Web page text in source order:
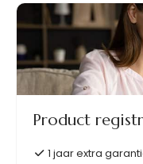
Product
1 jaar extra